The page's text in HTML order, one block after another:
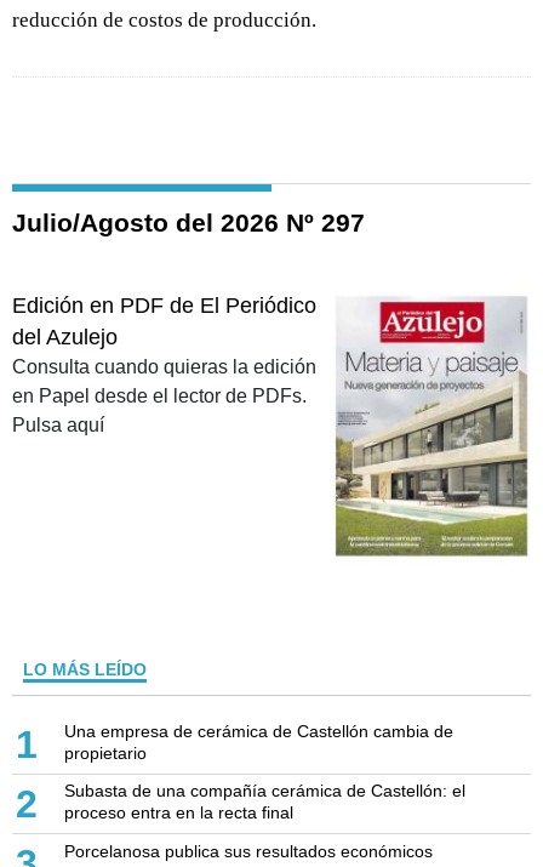
reducción de costos de producción.
Julio/Agosto del 2026 Nº 297
Edición en PDF de El Periódico
del Azulejo
Consulta cuando quieras la edición
en Papel desde el lector de PDFs.
Pulsa aquí
LO MÁS LEÍDO
1
Una empresa de cerámica de Castellón cambia de
propietario
2
Subasta de una compañía cerámica de Castellón: el
proceso entra en la recta final
Porcelanosa publica sus resultados económicos